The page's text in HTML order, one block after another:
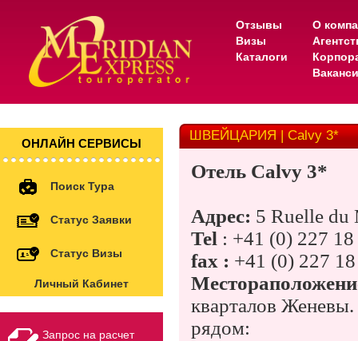
Отзывы
Визы
Каталоги
О
ОНЛАЙН СЕРВИСЫ
Поиск Тура
Статус Заявки
Статус Визы
Личный Кабинет
Запрос на расчет
ШВЕЙЦАРИЯ | Calvy 3*
Отель Calvy 3*
Адрес: 5 Ruelle du
Tel : +41 (0) 227
fax : +41 (0) 227
кварталов Женевы.
рядом: